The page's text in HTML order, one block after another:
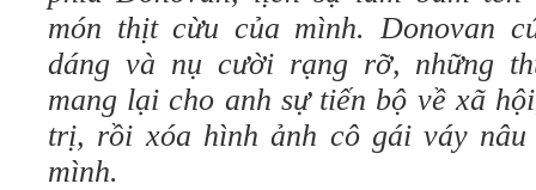
món thịt cừu của mình. Donovan
dáng và nụ cười rạng rỡ, những
mang lại cho anh sự tiến bộ về xã
trị, rồi xóa hình ảnh cô gái váy
mình.